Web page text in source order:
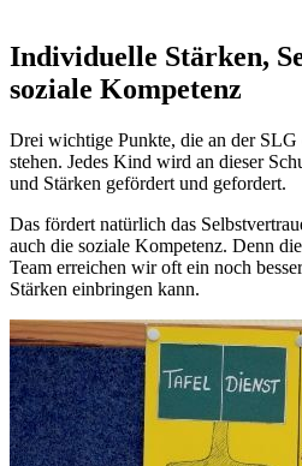
Individuelle Stärken,
soziale Kompetenz
Drei wichtige Punkte, die an der
stehen. Jedes Kind wird an dieser
und Stärken gefördert und gefordert.
Das fördert natürlich das
auch die soziale Kompetenz. Denn
Team erreichen wir oft ein noch
Stärken einbringen kann.